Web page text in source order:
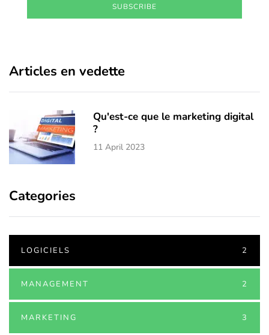
SUBSCRIBE
Articles en vedette
Qu'est-ce que le marketing digital
?
11 April 2023
Categories
LOGICIELS 2
MANAGEMENT 2
MARKETING 3